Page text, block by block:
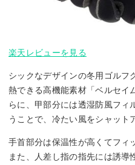
楽天レビューを見る
シックなデザインの冬用ゴルフ
熱できる高機能素材「ベルセイ
らに、甲部分には透湿防風フィ
うことで、冷たい風をシャット
手首部分は保温性が高くてフィ
また、人差し指の指先には誘導